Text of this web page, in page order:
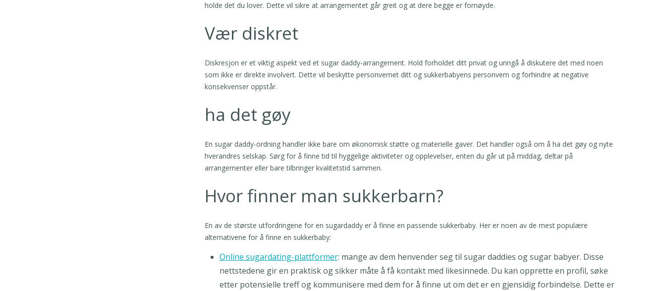
holde det du lover. Dette vil sikre at arrangementet går greit og at dere begge er fornøyde.
Vær diskret
Diskresjon er et viktig aspekt ved et sugar daddy-arrangement. Hold forholdet ditt privat og unngå å diskutere det med noen
som ikke er direkte involvert. Dette vil beskytte personvernet ditt og sukkerbabyens personvern og forhindre at negative
konsekvenser oppstår.
ha det gøy
En sugar daddy-ordning handler ikke bare om økonomisk støtte og materielle gaver. Det handler også om å ha det gøy og nyte
hverandres selskap. Sørg for å finne tid til hyggelige aktiviteter og opplevelser, enten du går ut på middag, deltar på
arrangementer eller bare tilbringer kvalitetstid sammen.
Hvor finner man sukkerbarn?
En av de største utfordringene for en sugardaddy er å finne en passende sukkerbaby. Her er noen av de mest populære
alternativene for å finne en sukkerbaby:
Online sugardating-plattformer: mange av dem henvender seg til sugar daddies og sugar babyer. Disse
nettstedene gir en praktisk og sikker måte å få kontakt med likesinnede. Du kan opprette en profil, søke
etter potensielle treff og kommunisere med dem for å finne ut om det er en gjensidig forbindelse. Dette er